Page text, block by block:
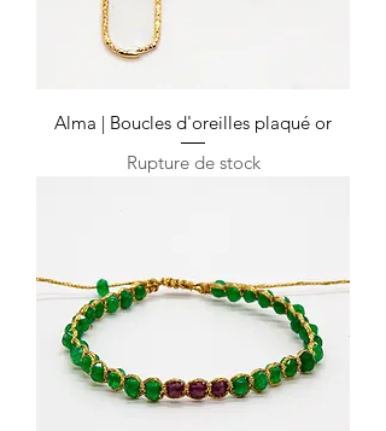
Alma | Boucles d'oreilles plaqué or
Rupture de stock